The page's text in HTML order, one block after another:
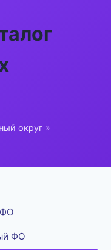
округ »
ФО
ФО